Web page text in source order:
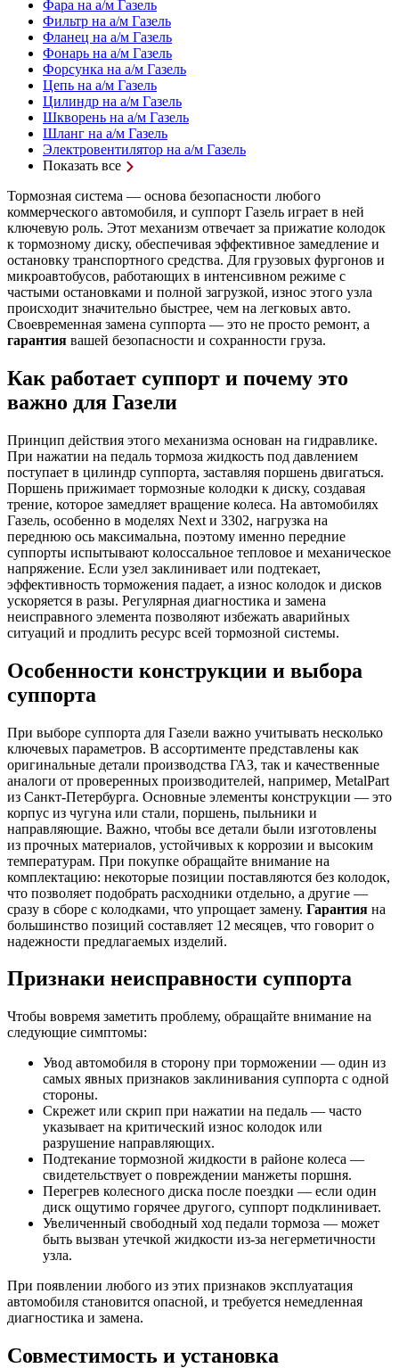
Фара на а/м Газель
Фильтр на а/м Газель
Фланец на а/м Газель
Фонарь на а/м Газель
Форсунка на а/м Газель
Цепь на а/м Газель
Цилиндр на а/м Газель
Шкворень на а/м Газель
Шланг на а/м Газель
Электровентилятор на а/м Газель
Показать все
Тормозная система — основа безопасности любого
коммерческого автомобиля, и суппорт Газель играет в ней
ключевую роль. Этот механизм отвечает за прижатие колодок
к тормозному диску, обеспечивая эффективное замедление и
остановку транспортного средства. Для грузовых фургонов и
микроавтобусов, работающих в интенсивном режиме с
частыми остановками и полной загрузкой, износ этого узла
происходит значительно быстрее, чем на легковых авто.
Своевременная замена суппорта — это не просто ремонт, а
гарантия вашей безопасности и сохранности груза.
Как работает суппорт и почему это
важно для Газели
Принцип действия этого механизма основан на гидравлике.
При нажатии на педаль тормоза жидкость под давлением
поступает в цилиндр суппорта, заставляя поршень двигаться.
Поршень прижимает тормозные колодки к диску, создавая
трение, которое замедляет вращение колеса. На автомобилях
Газель, особенно в моделях Next и 3302, нагрузка на
переднюю ось максимальна, поэтому именно передние
суппорты испытывают колоссальное тепловое и механическое
напряжение. Если узел заклинивает или подтекает,
эффективность торможения падает, а износ колодок и дисков
ускоряется в разы. Регулярная диагностика и замена
неисправного элемента позволяют избежать аварийных
ситуаций и продлить ресурс всей тормозной системы.
Особенности конструкции и выбора
суппорта
При выборе суппорта для Газели важно учитывать несколько
ключевых параметров. В ассортименте представлены как
оригинальные детали производства ГАЗ, так и качественные
аналоги от проверенных производителей, например, MetalPart
из Санкт-Петербурга. Основные элементы конструкции — это
корпус из чугуна или стали, поршень, пыльники и
направляющие. Важно, чтобы все детали были изготовлены
из прочных материалов, устойчивых к коррозии и высоким
температурам. При покупке обращайте внимание на
комплектацию: некоторые позиции поставляются без колодок,
что позволяет подобрать расходники отдельно, а другие —
сразу в сборе с колодками, что упрощает замену. Гарантия на
большинство позиций составляет 12 месяцев, что говорит о
надежности предлагаемых изделий.
Признаки неисправности суппорта
Чтобы вовремя заметить проблему, обращайте внимание на
следующие симптомы:
Увод автомобиля в сторону при торможении — один из
самых явных признаков заклинивания суппорта с одной
стороны.
Скрежет или скрип при нажатии на педаль — часто
указывает на критический износ колодок или
разрушение направляющих.
Подтекание тормозной жидкости в районе колеса —
свидетельствует о повреждении манжеты поршня.
Перегрев колесного диска после поездки — если один
диск ощутимо горячее другого, суппорт подклинивает.
Увеличенный свободный ход педали тормоза — может
быть вызван утечкой жидкости из-за негерметичности
узла.
При появлении любого из этих признаков эксплуатация
автомобиля становится опасной, и требуется немедленная
диагностика и замена.
Совместимость и установка